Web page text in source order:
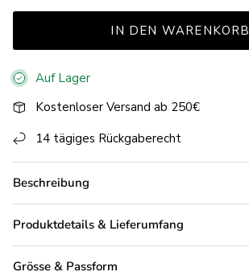
IN DEN WARENKORB
Auf Lager
Kostenloser Versand ab 250€
14 tägiges Rückgaberecht
Beschreibung
Produktdetails & Lieferumfang
Grösse & Passform